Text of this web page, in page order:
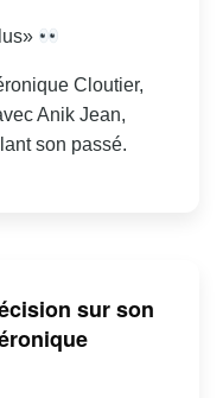
Cloutier,
Anik Jean,
son passé.
sur son